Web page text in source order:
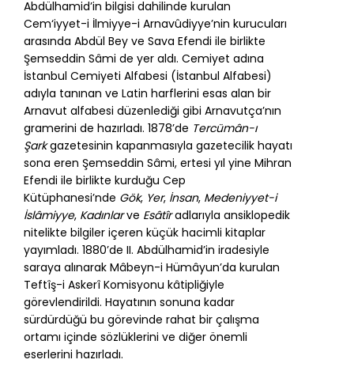
Abdülhamid’in bilgisi dahilinde kurulan
Cem‘iyyet-i İlmiyye-i Arnavûdiyye’nin kurucuları
arasında Abdül Bey ve Sava Efendi ile birlikte
Şemseddin Sâmi de yer aldı. Cemiyet adına
İstanbul Cemiyeti Alfabesi (İstanbul Alfabesi)
adıyla tanınan ve Latin harflerini esas alan bir
Arnavut alfabesi düzenlediği gibi Arnavutça’nın
gramerini de hazırladı. 1878’de Tercümân-ı
Şarkgazetesinin kapanmasıyla gazetecilik hayatı
sona eren Şemseddin Sâmi, ertesi yıl yine Mihran
Efendi ile birlikte kurduğu Cep
Kütüphanesi’nde Gök, Yer, İnsan, Medeniyyet-i
İslâmiyye, Kadınlarve Esâtîradlarıyla ansiklopedik
nitelikte bilgiler içeren küçük hacimli kitaplar
yayımladı. 1880’de II. Abdülhamid’in iradesiyle
saraya alınarak Mâbeyn-i Hümâyun’da kurulan
Teftîş-i Askerî Komisyonu kâtipliğiyle
görevlendirildi. Hayatının sonuna kadar
sürdürdüğü bu görevinde rahat bir çalışma
ortamı içinde sözlüklerini ve diğer önemli
eserlerini hazırladı.